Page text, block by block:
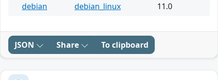
debian
debian_linux 11.0
JSON Share To clipboard